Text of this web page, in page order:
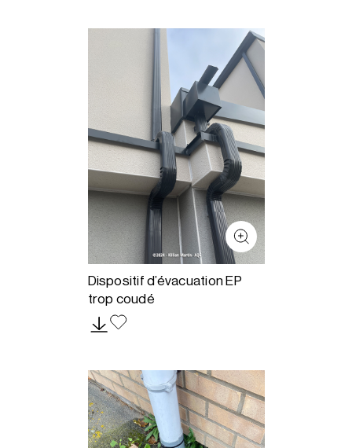
Dispositif d’évacuation EP
trop coudé